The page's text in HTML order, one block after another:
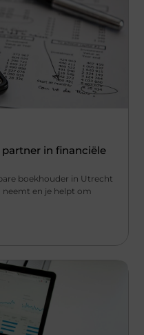
in financiële
boekhouder in Utrecht
en je helpt om